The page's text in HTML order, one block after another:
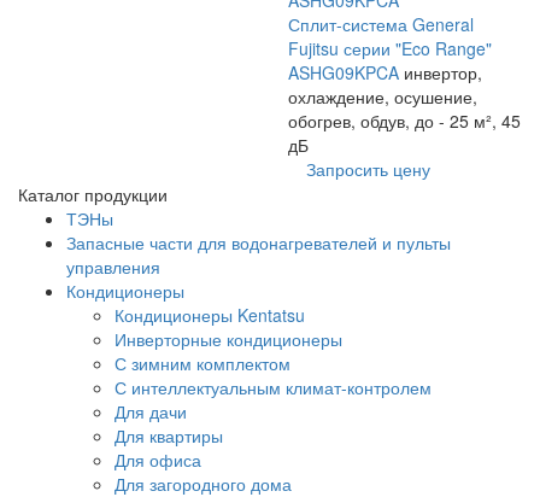
Сплит-система General
Fujitsu серии "Eco Range"
ASHG09KPCA инвертор,
охлаждение, осушение,
обогрев, обдув, до - 25 м², 45
дБ
Запросить цену
Каталог продукции
ТЭНы
Запасные части для водонагревателей и пульты
управления
Кондиционеры
Кондиционеры Kentatsu
Инверторные кондиционеры
С зимним комплектом
С интеллектуальным климат-контролем
Для дачи
Для квартиры
Для офиса
Для загородного дома